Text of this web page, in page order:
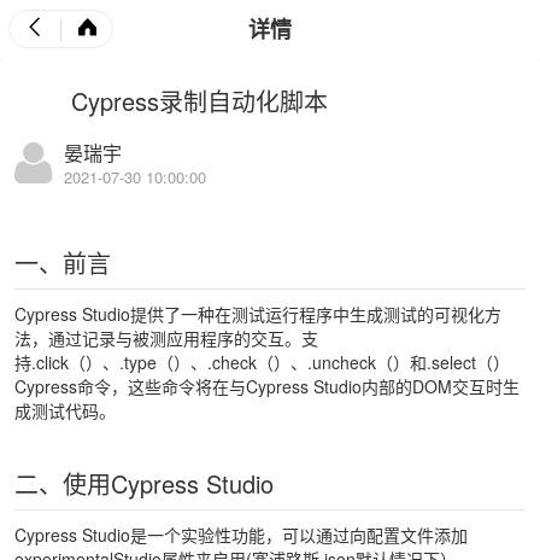
详情
Cypress录制自动化脚本
晏瑞宇
2021-07-30 10:00:00
一、前言
Cypress Studio提供了一种在测试运行程序中生成测试的可视化方
法，通过记录与被测应用程序的交互。支
持.click（）、.type（）、.check（）、.uncheck（）和.select（）
Cypress命令，这些命令将在与Cypress Studio内部的DOM交互时生
成测试代码。
二、使用Cypress Studio
Cypress Studio是一个实验性功能，可以通过向配置文件添加